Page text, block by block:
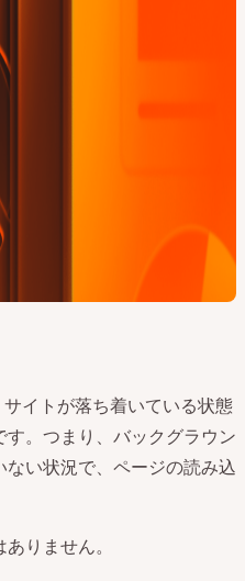
イトが落ち着いている状態
。つまり、バックグラウン
ない状況で、ページの読み込
りません。